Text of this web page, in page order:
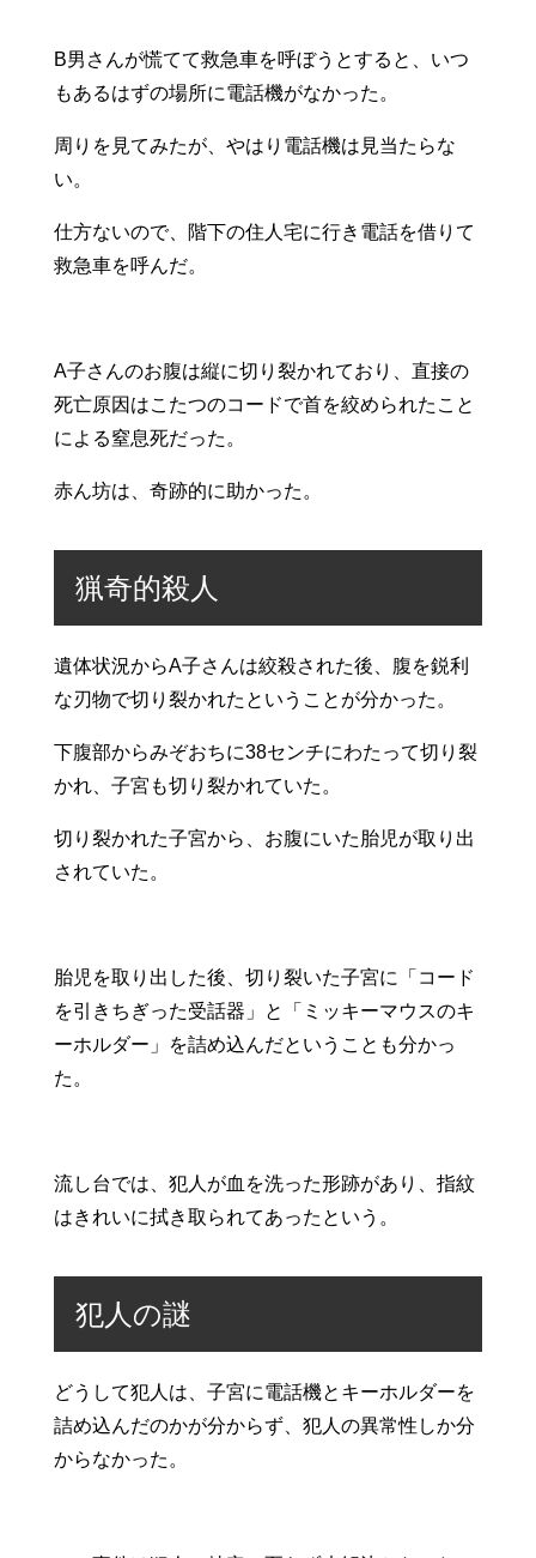
B男さんが慌てて救急車を呼ぼうとすると、いつ
もあるはずの場所に電話機がなかった。
周りを見てみたが、やはり電話機は見当たらな
い。
仕方ないので、階下の住人宅に行き電話を借りて
救急車を呼んだ。
A子さんのお腹は縦に切り裂かれており、直接の
死亡原因はこたつのコードで首を絞められたこと
による窒息死だった。
赤ん坊は、奇跡的に助かった。
猟奇的殺人
遺体状況からA子さんは絞殺された後、腹を鋭利
な刃物で切り裂かれたということが分かった。
下腹部からみぞおちに38センチにわたって切り裂
かれ、子宮も切り裂かれていた。
切り裂かれた子宮から、お腹にいた胎児が取り出
されていた。
胎児を取り出した後、切り裂いた子宮に「コード
を引きちぎった受話器」と「ミッキーマウスのキ
ーホルダー」を詰め込んだということも分かっ
た。
流し台では、犯人が血を洗った形跡があり、指紋
はきれいに拭き取られてあったという。
犯人の謎
どうして犯人は、子宮に電話機とキーホルダーを
詰め込んだのかが分からず、犯人の異常性しか分
からなかった。